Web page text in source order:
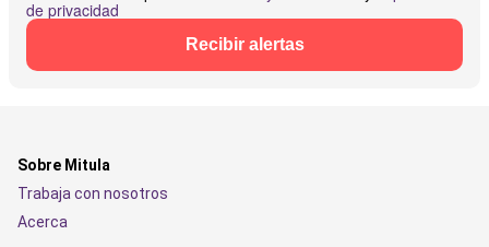
de privacidad
Recibir alertas
Sobre Mitula
Trabaja con nosotros
Acerca